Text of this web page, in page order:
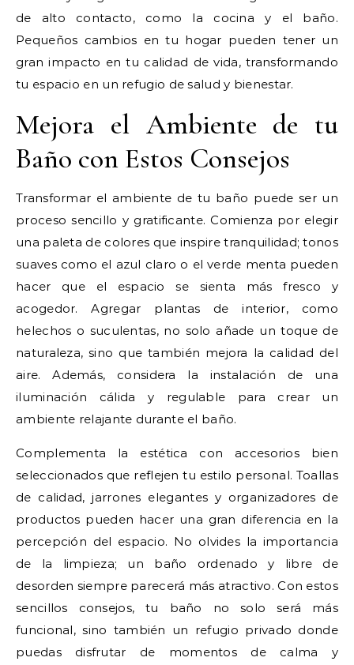
de alto contacto, como la cocina y el baño.
Pequeños cambios en tu hogar pueden tener un
gran impacto en tu calidad de vida, transformando
tu espacio en un refugio de salud y bienestar.
Mejora el Ambiente de tu
Baño con Estos Consejos
Transformar el ambiente de tu baño puede ser un
proceso sencillo y gratificante. Comienza por elegir
una paleta de colores que inspire tranquilidad; tonos
suaves como el azul claro o el verde menta pueden
hacer que el espacio se sienta más fresco y
acogedor. Agregar plantas de interior, como
helechos o suculentas, no solo añade un toque de
naturaleza, sino que también mejora la calidad del
aire. Además, considera la instalación de una
iluminación cálida y regulable para crear un
ambiente relajante durante el baño.
Complementa la estética con accesorios bien
seleccionados que reflejen tu estilo personal. Toallas
de calidad, jarrones elegantes y organizadores de
productos pueden hacer una gran diferencia en la
percepción del espacio. No olvides la importancia
de la limpieza; un baño ordenado y libre de
desorden siempre parecerá más atractivo. Con estos
sencillos consejos, tu baño no solo será más
funcional, sino también un refugio privado donde
puedas disfrutar de momentos de calma y